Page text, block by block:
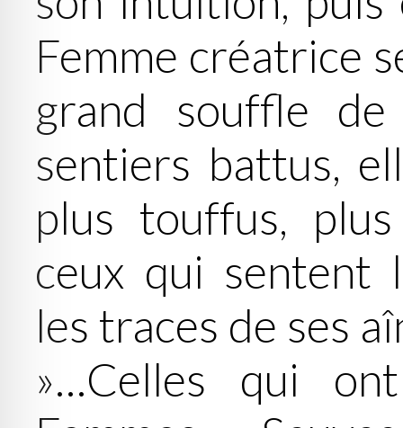
Femme créatrice
grand souffle
sentiers battus,
plus touffus,
ceux qui sentent
les traces de ses
»…Celles qui